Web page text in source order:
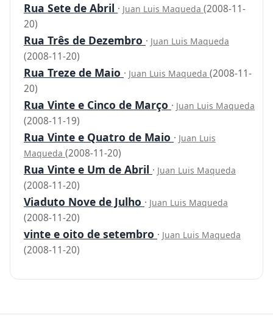
Rua Sete de Abril · Juan Luis Maqueda (2008-11-
20)
Rua Três de Dezembro · Juan Luis Maqueda
(2008-11-20)
Rua Treze de Maio · Juan Luis Maqueda (2008-11-
20)
Rua Vinte e Cinco de Março · Juan Luis Maqueda
(2008-11-19)
Rua Vinte e Quatro de Maio · Juan Luis
Maqueda (2008-11-20)
Rua Vinte e Um de Abril · Juan Luis Maqueda
(2008-11-20)
Viaduto Nove de Julho · Juan Luis Maqueda
(2008-11-20)
vinte e oito de setembro · Juan Luis Maqueda
(2008-11-20)